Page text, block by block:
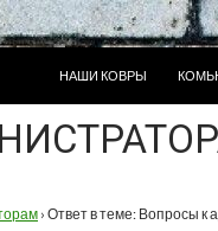
НАШИ КОВРЫ
› Ответ в теме: Вопросы к